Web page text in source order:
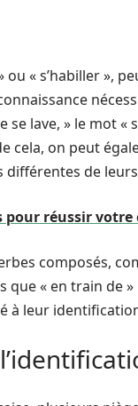
ou « s’habiller »,
se lave, » le mot
cela, on peut
de
pour réussir
composés,
« en train de
à leur